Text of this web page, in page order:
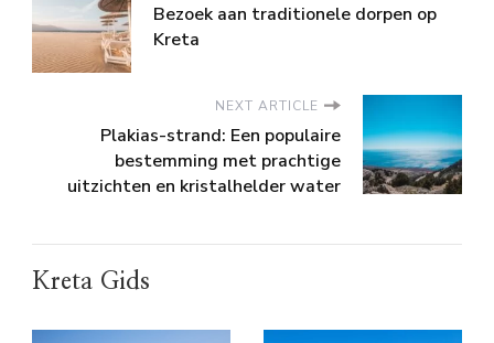
Bezoek aan traditionele dorpen op
Kreta
NEXT ARTICLE
Plakias-strand: Een populaire
bestemming met prachtige
uitzichten en kristalhelder water
Kreta Gids